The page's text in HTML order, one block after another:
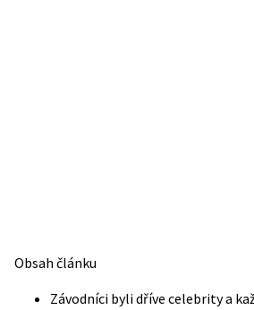
Obsah článku
Závodníci byli dříve celebrity a